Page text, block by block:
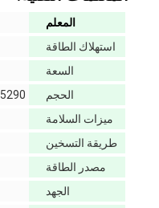
المعلم
استهلاك الطاقة
السعة
الحجم
5290*4798*15020ملم
ميزات السلامة
طريقة التسخين
مصدر الطاقة
الجهد